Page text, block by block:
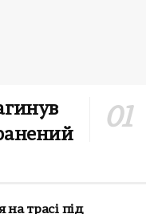
трасі під